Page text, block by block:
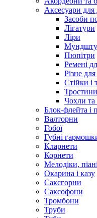
Аксесуари для
Засоби
Лігатури
Ліри
Пюпітри
Ремені
Різне
Стійки і
Тростини
Чохли та
Блок-флейта і
Валторни
Гобої
Губні
Кларнети
Корнети
Мелодіки,
Окарина і казу
Саксгорни
Саксофони
Тромбони
Труби